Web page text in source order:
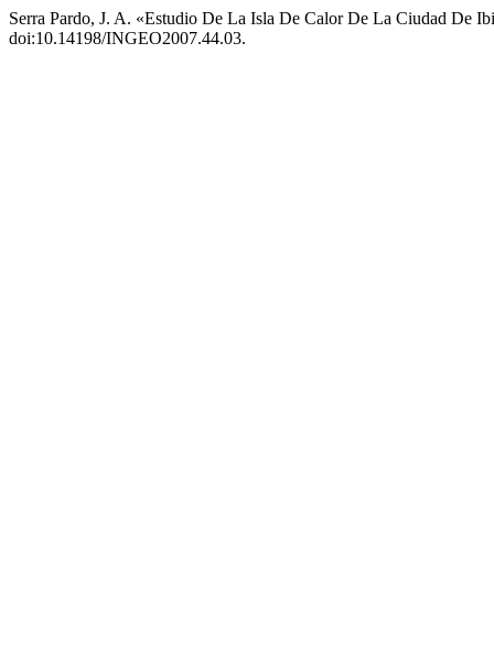
Serra Pardo, J. A. «Estudio De La Isla De Calor De La Ciudad De
doi:10.14198/INGEO2007.44.03.